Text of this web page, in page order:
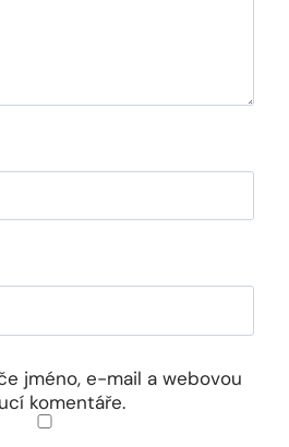
jméno, e-mail a webovou
komentáře.